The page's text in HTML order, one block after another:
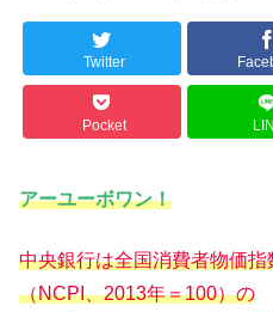
Twitter
Pocket
アーユーボワン！
中央銀行は全国消費者物価指
（NCPI、2013年＝100）の